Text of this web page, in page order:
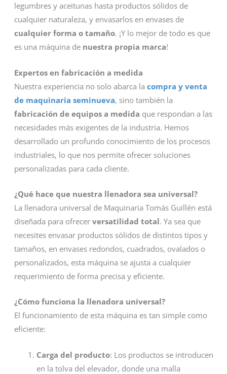
legumbres y aceitunas hasta productos sólidos de
cualquier naturaleza, y envasarlos en envases de
cualquier forma o tamaño. ¡Y lo mejor de todo es que
es una máquina de nuestra propia marca!
Expertos en fabricación a medida
Nuestra experiencia no solo abarca la compra y venta
de maquinaria seminueva, sino también la
fabricación de equipos a medida que respondan a las
necesidades más exigentes de la industria. Hemos
desarrollado un profundo conocimiento de los procesos
industriales, lo que nos permite ofrecer soluciones
personalizadas para cada cliente.
¿Qué hace que nuestra llenadora sea universal?
La llenadora universal de Maquinaria Tomás Guillén está
diseñada para ofrecer versatilidad total. Ya sea que
necesites envasar productos sólidos de distintos tipos y
tamaños, en envases redondos, cuadrados, ovalados o
personalizados, esta máquina se ajusta a cualquier
requerimiento de forma precisa y eficiente.
¿Cómo funciona la llenadora universal?
El funcionamiento de esta máquina es tan simple como
eficiente:
Carga del producto: Los productos se introducen
en la tolva del elevador, donde una malla